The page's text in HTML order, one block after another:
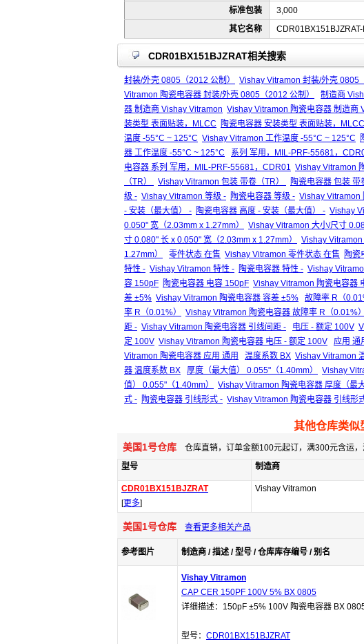
标准包装
3,000
其它名称
CDR01BX151BJZRAT相关搜索
封装/外壳 0805（2012 公制） Vishay Vitramon 封装/外壳 0805
Vitramon 陶瓷电容器 封装/外壳 0805（2012 公制）
制造商
器 制造商 Vishay Vitramon Vishay Vitramon 陶瓷电容器 制造商
装类型 表面贴装，MLCC
陶瓷电容器 安装类型 表面贴装，MLCC
温度 -55°C ~ 125°C Vishay Vitramon 工作温度 -55°C ~ 125°C
器 工作温度 -55°C ~ 125°C
系列 军用，MIL-PRF-55681，
电容器 系列 军用，MIL-PRF-55681，CDR01 Vishay Vitramon
（TR）
Vishay Vitramon 包装 带卷（TR） 陶瓷电容器 包装 带
级 - Vishay Vitramon 等级 - 陶瓷电容器 等级 - Vishay Vitramon
- 安装（最大值） - 陶瓷电容器 高度 - 安装（最大值） - Vishay
0.050" 宽（2.03mm x 1.27mm）
Vishay Vitramon 大小/尺寸
寸 0.080" 长 x 0.050" 宽（2.03mm x 1.27mm）
Vishay
1.27mm）
零件状态 在售 Vishay Vitramon 零件状态 在售 陶瓷
特性 - Vishay Vitramon 特性 - 陶瓷电容器 特性 - Vishay
容 150pF 陶瓷电容器 电容 150pF Vishay Vitramon 陶瓷电容器
差 ±5% Vishay Vitramon 陶瓷电容器 容差 ±5% 故障率 R（
率 R（0.01%）
Vishay Vitramon 陶瓷电容器 故障率 R（0.01%）
距 - Vishay Vitramon 陶瓷电容器 引线间距 - 电压 - 额定 100V
定 100V Vishay Vitramon 陶瓷电容器 电压 - 额定 100V 应用 通
Vitramon 陶瓷电容器 应用 通用
温度系数 BX Vishay Vitramon
器 温度系数 BX
厚度（最大值） 0.055"（1.40mm） Vishay
值） 0.055"（1.40mm）
Vishay Vitramon 陶瓷电容器 厚度（最
式 - 陶瓷电容器 引线形式 - Vishay Vitramon 陶瓷电容器 引线形
其他仓库类似
美国1号仓库 仓库直销，订单金额100元起订，满300元含运
型号
制造商
CDR01BX151BJZRAT
[更多]
Vishay Vitramon
美国1号仓库 查看更多相关产品
参考图片 制造商 / 描述 / 型号 / 仓库库存编号 / 别名
Vishay Vitramon
CAP CER 150PF 100V 5% BX 0805
详细描述：150pF ±5% 100V 陶瓷电容器 BX
型号： CDR01BX151BJZRAT